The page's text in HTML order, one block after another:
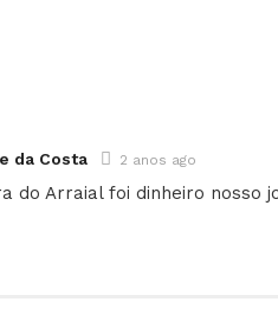
da Costa 2 anos ago
do Arraial foi dinheiro nosso